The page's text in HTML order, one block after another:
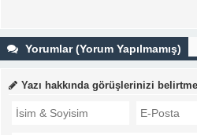
Yorumlar (Yorum Yapılmamış)
Yazı hakkında görüşlerinizi